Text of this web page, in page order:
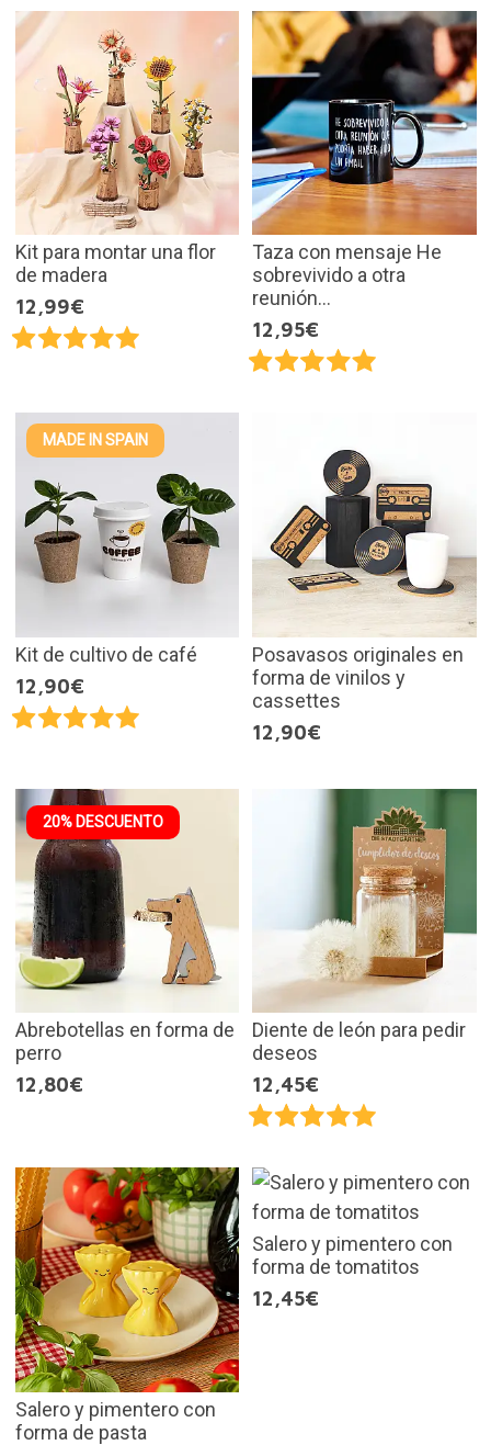
Kit para montar una flor
de madera
12,99€
Taza con mensaje He
sobrevivido a otra
reunión...
12,95€
MADE IN SPAIN
Kit de cultivo de café
12,90€
Posavasos originales en
forma de vinilos y
cassettes
12,90€
20% DESCUENTO
Abrebotellas en forma de
perro
12,80€
Diente de león para pedir
deseos
12,45€
Salero y pimentero con
forma de pasta
Salero y pimentero con
forma de tomatitos
12,45€